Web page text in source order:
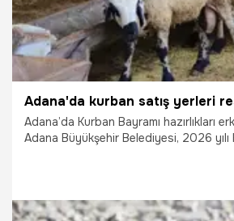
Adana’da Kurban Bayramı hazırlıkları
Adana Büyükşehir Belediyesi, 2026 yılı
Çukurova ve Seyhan ilçelerinde